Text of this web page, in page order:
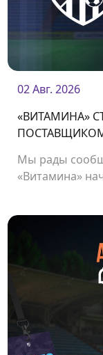
02 Авг. 2026
«ВИТАМИНА»
Мы рады
«Витамина»